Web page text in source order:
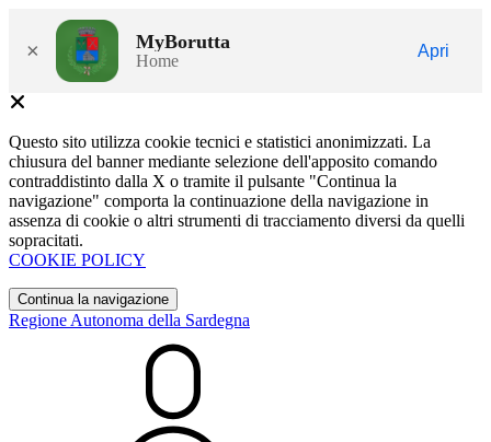
× MyBorutta
Home
Apri
Questo sito utilizza cookie tecnici e statistici anonimizzati. La
chiusura del banner mediante selezione dell'apposito comando
contraddistinto dalla X o tramite il pulsante "Continua la
navigazione" comporta la continuazione della navigazione in
assenza di cookie o altri strumenti di tracciamento diversi da quelli
sopracitati.
COOKIE POLICY
Continua la navigazione
Regione Autonoma della Sardegna